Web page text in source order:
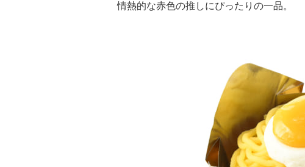
情熱的な赤色の推しにぴったりの一品。